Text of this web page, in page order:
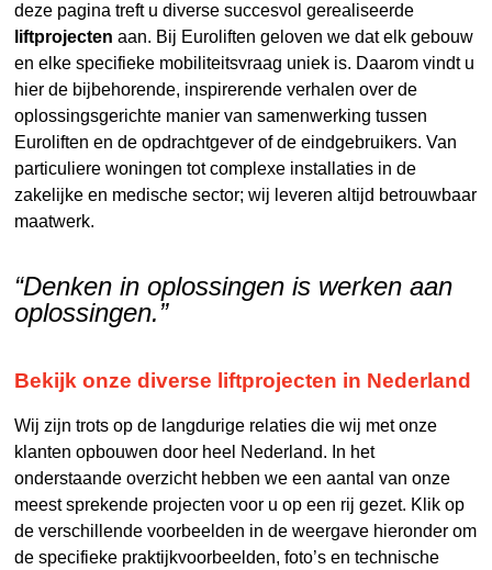
deze pagina treft u diverse succesvol gerealiseerde
liftprojecten aan. Bij Euroliften geloven we dat elk gebouw
en elke specifieke mobiliteitsvraag uniek is. Daarom vindt u
hier de bijbehorende, inspirerende verhalen over de
oplossingsgerichte manier van samenwerking tussen
Euroliften en de opdrachtgever of de eindgebruikers. Van
particuliere woningen tot complexe installaties in de
zakelijke en medische sector; wij leveren altijd betrouwbaar
maatwerk.
“Denken in oplossingen is werken aan
oplossingen.”
Bekijk onze diverse liftprojecten in Nederland
Wij zijn trots op de langdurige relaties die wij met onze
klanten opbouwen door heel Nederland. In het
onderstaande overzicht hebben we een aantal van onze
meest sprekende projecten voor u op een rij gezet. Klik op
de verschillende voorbeelden in de weergave hieronder om
de specifieke praktijkvoorbeelden, foto’s en technische